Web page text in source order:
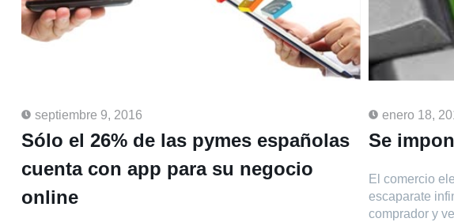
septiembre 9, 2016
Sólo el 26% de las pymes españolas
cuenta con app para su negocio
online
enero 18,
Se
El comercio
escaparate
comprador y